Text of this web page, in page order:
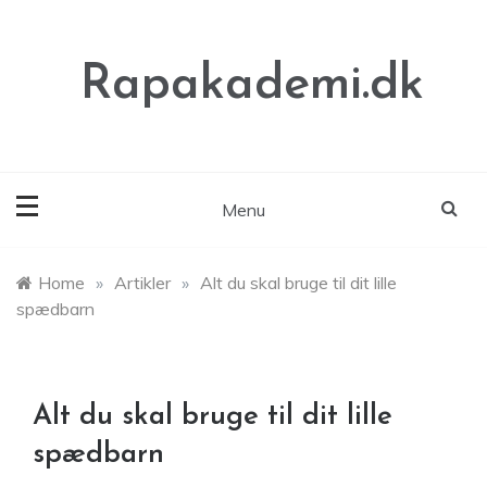
Rapakademi.dk
Menu
Home » Artikler » Alt du skal bruge til dit lille
spædbarn
Alt du skal bruge til dit lille
spædbarn